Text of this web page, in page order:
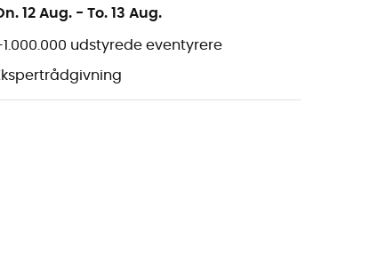
12 Aug. - To. 13 Aug.
udstyrede eventyrere